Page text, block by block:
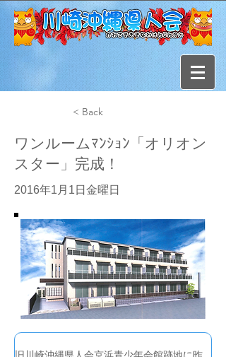
< Back
ワンルームﾏﾝｼｮﾝ「オリオン
スター」完成！
2016年1月1日金曜日